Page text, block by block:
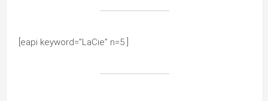
[eapi keyword=”LaCie” n=5 ]